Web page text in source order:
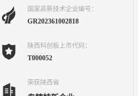
国家高新技术企业编号：
GR202361002818
陕西科创板上市代码：
T000052
荣获陕西省